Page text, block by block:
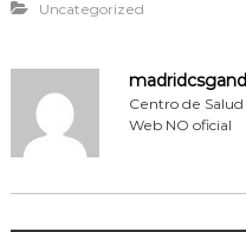
Uncategorized
Centro de
Web NO oficial